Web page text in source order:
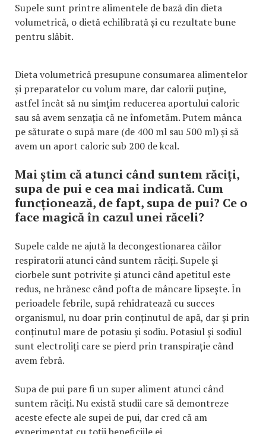
Supele sunt printre alimentele de bază din dieta
volumetrică, o dietă echilibrată și cu rezultate bune
pentru slăbit.
Dieta volumetrică presupune consumarea alimentelor
și preparatelor cu volum mare, dar calorii puține,
astfel încât să nu simțim reducerea aportului caloric
sau să avem senzația că ne înfometăm. Putem mânca
pe săturate o supă mare (de 400 ml sau 500 ml) și să
avem un aport caloric sub 200 de kcal.
Mai știm că atunci când suntem răciți,
supa de pui e cea mai indicată. Cum
funcționează, de fapt, supa de pui? Ce o
face magică în cazul unei răceli?
Supele calde ne ajută la decongestionarea căilor
respiratorii atunci când suntem răciți. Supele și
ciorbele sunt potrivite și atunci când apetitul este
redus, ne hrănesc când pofta de mâncare lipsește. În
perioadele febrile, supă rehidratează cu succes
organismul, nu doar prin conținutul de apă, dar și prin
conținutul mare de potasiu și sodiu. Potasiul și sodiul
sunt electroliți care se pierd prin transpirație când
avem febră.
Supa de pui pare fi un super aliment atunci când
suntem răciți. Nu există studii care să demontreze
aceste efecte ale supei de pui, dar cred că am